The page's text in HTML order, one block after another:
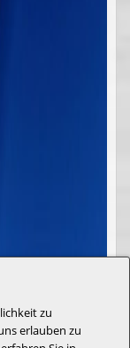
zu
erlauben zu